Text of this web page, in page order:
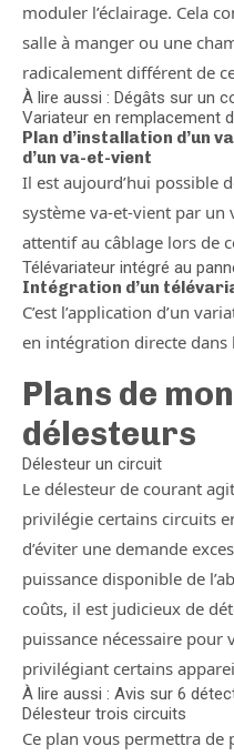
moduler l’éclairage. Cela
salle à manger ou une
radicalement différent de
À lire aussi : Dégâts sur un
Variateur en remplacement
Plan d’installation d’un
d’un va-et-vient
Il est aujourd’hui possible
système va-et-vient par un
attentif au câblage lors de
Télévariateur intégré au
Intégration d’un
C’est l’application d’un
en intégration directe dans
Plans de
délesteurs
Délesteur un circuit
Le délesteur de courant
privilégie certains circuits
d’éviter une demande
puissance disponible de
coûts, il est judicieux de
puissance nécessaire
privilégiant certains
À lire aussi : Avis sur 6
Délesteur trois circuits
Ce plan vous permettra de